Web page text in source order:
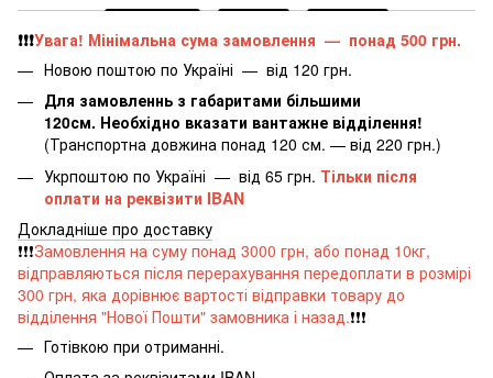
❗️❗️❗️Увага! Мінімальна сума замовлення — понад 500 грн.
Новою поштою по Україні — від 120 грн.
Для замовленнь з габаритами більшими
120см. Необхідно вказати вантажне відділення!
(Транспортна довжина понад 120 см. — від 220 грн.)
Укрпоштою по Україні — від 65 грн. Тільки після
оплати на реквізити IBAN
Докладніше про доставку
❗️❗️❗️Замовлення на суму понад 3000 грн, або понад 10кг,
відправляються після перерахування передоплати в розмірі
300 грн, яка дорівнює вартості відправки товару до
відділення "Нової Пошти" замовника і назад.❗️❗️❗️
Готівкою при отриманні.